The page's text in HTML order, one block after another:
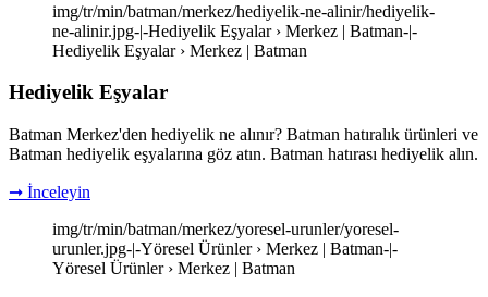
img/tr/min/batman/merkez/hediyelik-ne-alinir/hediyelik-
ne-alinir.jpg-|-Hediyelik Eşyalar › Merkez | Batman-|-
Hediyelik Eşyalar › Merkez | Batman
Hediyelik Eşyalar
Batman Merkez'den hediyelik ne alınır? Batman hatıralık ürünleri ve
Batman hediyelik eşyalarına göz atın. Batman hatırası hediyelik alın.
➞ İnceleyin
img/tr/min/batman/merkez/yoresel-urunler/yoresel-
urunler.jpg-|-Yöresel Ürünler › Merkez | Batman-|-
Yöresel Ürünler › Merkez | Batman